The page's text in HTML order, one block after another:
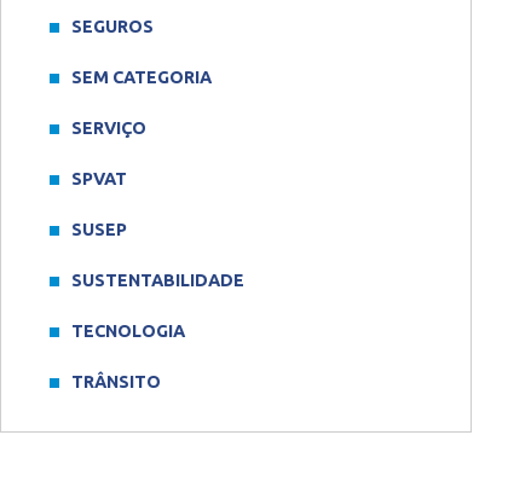
SEGUROS
SEM CATEGORIA
SERVIÇO
SPVAT
SUSEP
SUSTENTABILIDADE
TECNOLOGIA
TRÂNSITO